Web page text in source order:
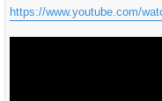
https://www.youtube.com/